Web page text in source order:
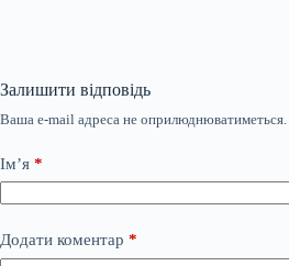
Залишити відповідь
Ваша e-mail адреса не оприлюднюватиметься.
Ім’я *
Додати коментар *